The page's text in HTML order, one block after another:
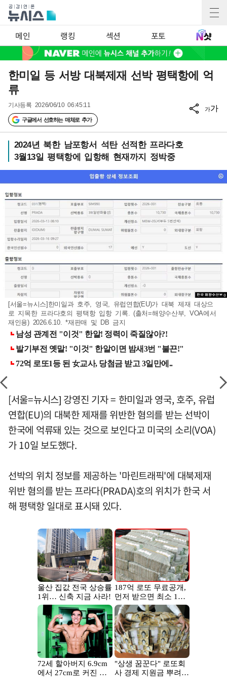
메인 랭킹 섹션 포토
한미일 등 서방 대북제재 선박 평택항에 억
류
기사등록 2026/06/10 06:45:11
구글에서 선호하는 매체로 추가
가가
2024년 북한 남포항서 석탄 선적한 프라다호
3월13일 평택항에 입항해 현재까지 정박중
[서울=뉴시스]한미일과 호주, 영국, 유럽연합(EU)가 대북 제재 대상으
로 지목한 프라다호의 평택항 입항 기록. (출처=해양수산부, VOA에서
재인용) 2026.6.10. *재판매 및 DB 금지
[서울=뉴시스] 강영진 기자 = 한미일과 영국, 호주, 유럽
연합(EU)의 대북한 제재를 위반한 혐의를 받는 선박이
한국에 억류돼 있는 것으로 보인다고 미국의 소리(VOA)
가 10일 보도했다.
선박의 위치 정보를 제공하는 '마린트래픽'에 대북제재
위반 혐의를 받는 프라다(PRADA)호의 위치가 한국 서
해 평택항 일대로 표시돼 있다.